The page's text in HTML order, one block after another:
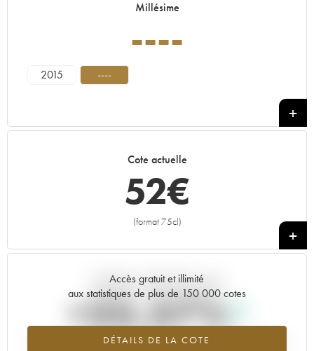
Millésime
----
2015 ----
Cote actuelle
52€
(format 75cl)
+
Accès gratuit et illimité
aux statistiques de plus de 150 000 cotes
DÉTAILS DE LA COTE
Tendance actuelle de la cote
+25.57%
Tendance à la hausse du millésime ---- en 2026 par rapport à 2025